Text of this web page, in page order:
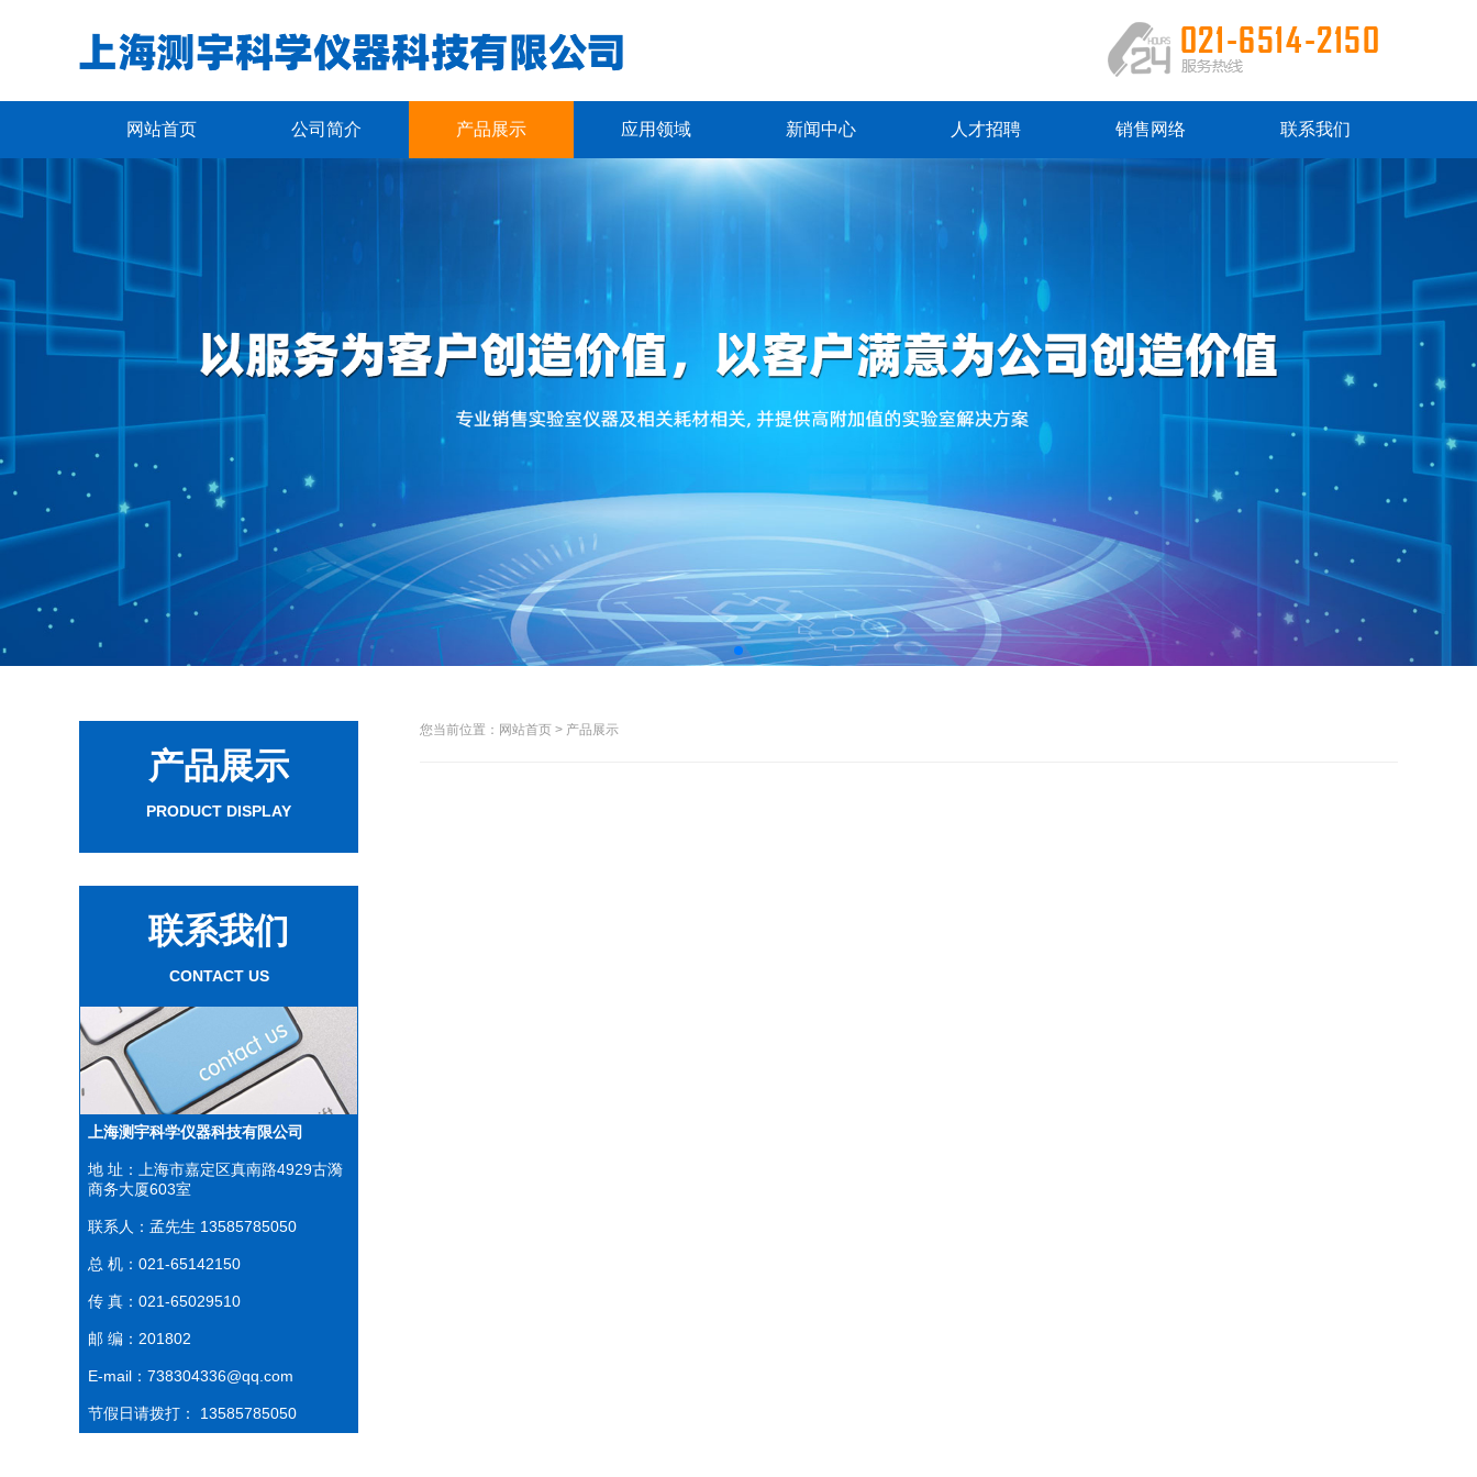
网站首页 公司简介 产品展示 应用领域 新闻中心 人才招聘 销售网络 联系我们
产品展示
PRODUCT DISPLAY
联系我们
CONTACT US
上海测宇科学仪器科技有限公司
地 址：上海市嘉定区真南路4929古漪
商务大厦603室
联系人：孟先生 13585785050
总 机：021-65142150
传 真：021-65029510
邮 编：201802
E-mail：738304336@qq.com
节假日请拨打： 13585785050
您当前位置：网站首页 > 产品展示